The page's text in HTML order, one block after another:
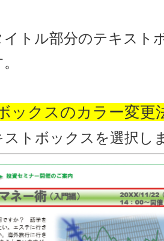
イトル部分のテキスト
ックスのカラー変更
ストボックスを選択し